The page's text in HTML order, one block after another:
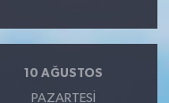
10 AĞUSTOS
PAZARTESI